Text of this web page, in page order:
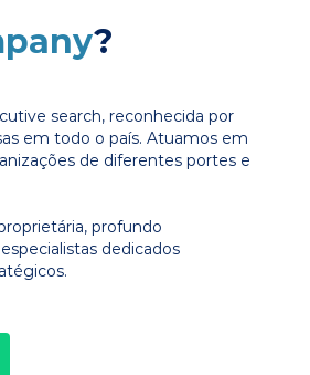
?
search, reconhecida por
em todo o país. Atuamos em
de diferentes portes e
profundo
dedicados